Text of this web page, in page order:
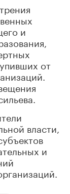
и
от
власти,
и